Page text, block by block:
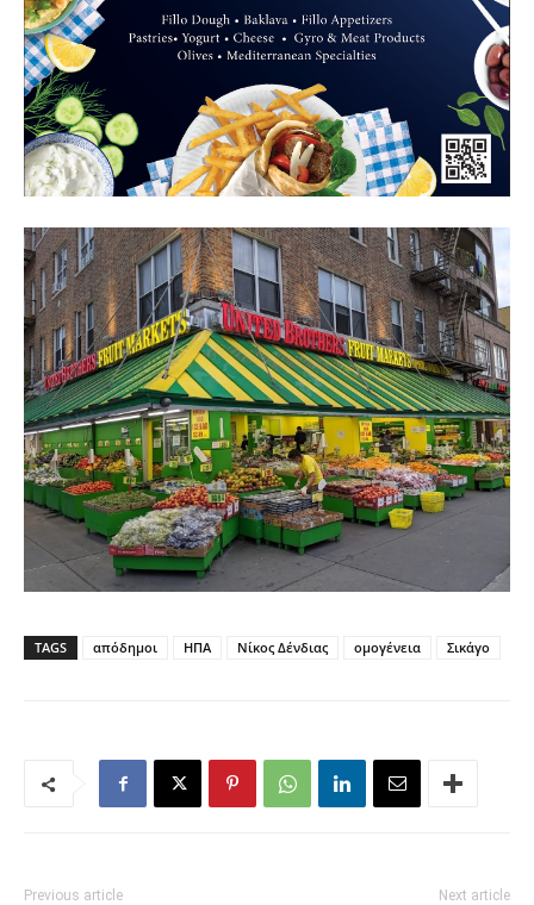
TAGS απόδημοι ΗΠΑ Νίκος Δένδιας ομογένεια Σικάγο
Previous article Next article